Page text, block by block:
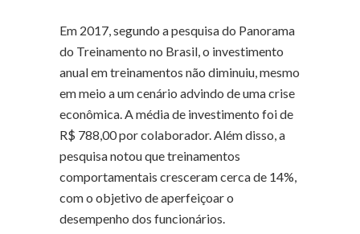
Em 2017, segundo a pesquisa do Panorama
do Treinamento no Brasil, o investimento
anual em treinamentos não diminuiu, mesmo
em meio a um cenário advindo de uma crise
econômica. A média de investimento foi de
R$ 788,00 por colaborador. Além disso, a
pesquisa notou que treinamentos
comportamentais cresceram cerca de 14%,
com o objetivo de aperfeiçoar o
desempenho dos funcionários.